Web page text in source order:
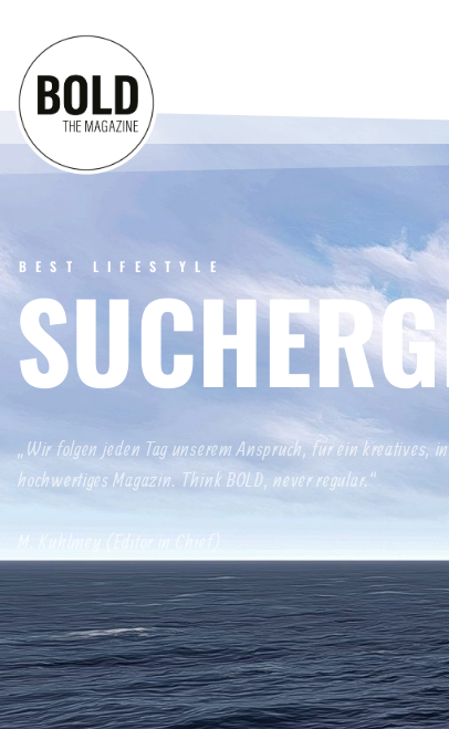
BEST LIFESTYLE
„Wir folgen jeden Tag unserem Anspruch, für ein kreatives,
hochwertiges Magazin. Think BOLD, never regular.“
M. Kuhlmey (Editor in Chief)